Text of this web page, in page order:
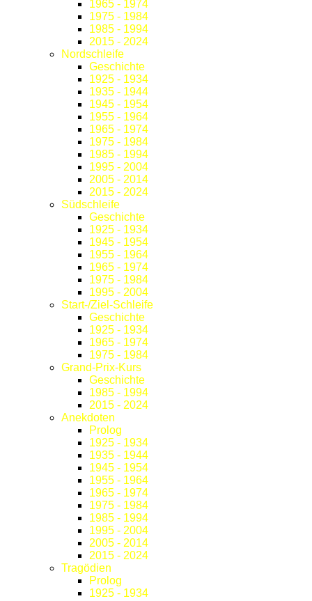
1965 - 1974
1975 - 1984
1985 - 1994
2015 - 2024
Nordschleife
Geschichte
1925 - 1934
1935 - 1944
1945 - 1954
1955 - 1964
1965 - 1974
1975 - 1984
1985 - 1994
1995 - 2004
2005 - 2014
2015 - 2024
Südschleife
Geschichte
1925 - 1934
1945 - 1954
1955 - 1964
1965 - 1974
1975 - 1984
1995 - 2004
Start-/Ziel-Schleife
Geschichte
1925 - 1934
1965 - 1974
1975 - 1984
Grand-Prix-Kurs
Geschichte
1985 - 1994
2015 - 2024
Anekdoten
Prolog
1925 - 1934
1935 - 1944
1945 - 1954
1955 - 1964
1965 - 1974
1975 - 1984
1985 - 1994
1995 - 2004
2005 - 2014
2015 - 2024
Tragödien
Prolog
1925 - 1934